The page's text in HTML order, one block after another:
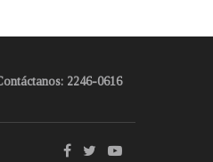
2246-0616